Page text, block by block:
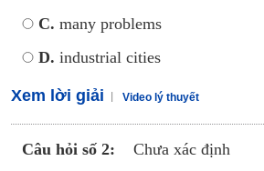
C. many problems
D. industrial cities
Xem lời giải Video lý thuyết
Câu hỏi số 2:
Chưa xác định